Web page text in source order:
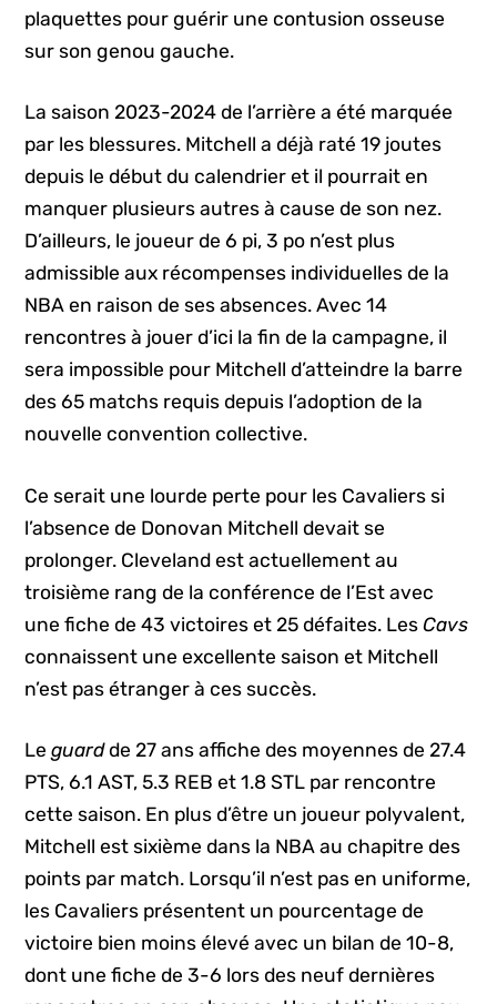
plaquettes pour guérir une contusion osseuse
sur son genou gauche.
La saison 2023-2024 de l’arrière a été marquée
par les blessures. Mitchell a déjà raté 19 joutes
depuis le début du calendrier et il pourrait en
manquer plusieurs autres à cause de son nez.
D’ailleurs, le joueur de 6 pi, 3 po n’est plus
admissible aux récompenses individuelles de la
NBA en raison de ses absences. Avec 14
rencontres à jouer d’ici la fin de la campagne, il
sera impossible pour Mitchell d’atteindre la barre
des 65 matchs requis depuis l’adoption de la
nouvelle convention collective.
Ce serait une lourde perte pour les Cavaliers si
l’absence de Donovan Mitchell devait se
prolonger. Cleveland est actuellement au
troisième rang de la conférence de l’Est avec
une fiche de 43 victoires et 25 défaites. LesCavs
connaissent une excellente saison et Mitchell
n’est pas étranger à ces succès.
Leguardde 27 ans affiche des moyennes de 27.4
PTS, 6.1 AST, 5.3 REB et 1.8 STL par rencontre
cette saison. En plus d’être un joueur polyvalent,
Mitchell est sixième dans la NBA au chapitre des
points par match. Lorsqu’il n’est pas en uniforme,
les Cavaliers présentent un pourcentage de
victoire bien moins élevé avec un bilan de 10-8,
dont une fiche de 3-6 lors des neuf dernières